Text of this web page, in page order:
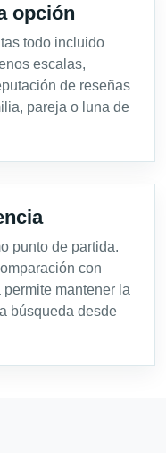
opción
todo incluido
escalas,
de reseñas
pareja o luna de
punto de partida.
con
mantener la
búsqueda desde